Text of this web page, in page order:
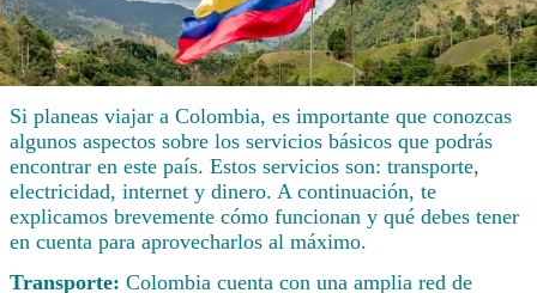
Si planeas viajar a Colombia, es importante que conozcas
algunos aspectos sobre los servicios básicos que podrás
encontrar en este país. Estos servicios son: transporte,
electricidad, internet y dinero. A continuación, te
explicamos brevemente cómo funcionan y qué debes tener
en cuenta para aprovecharlos al máximo.
Transporte: Colombia cuenta con una amplia red de